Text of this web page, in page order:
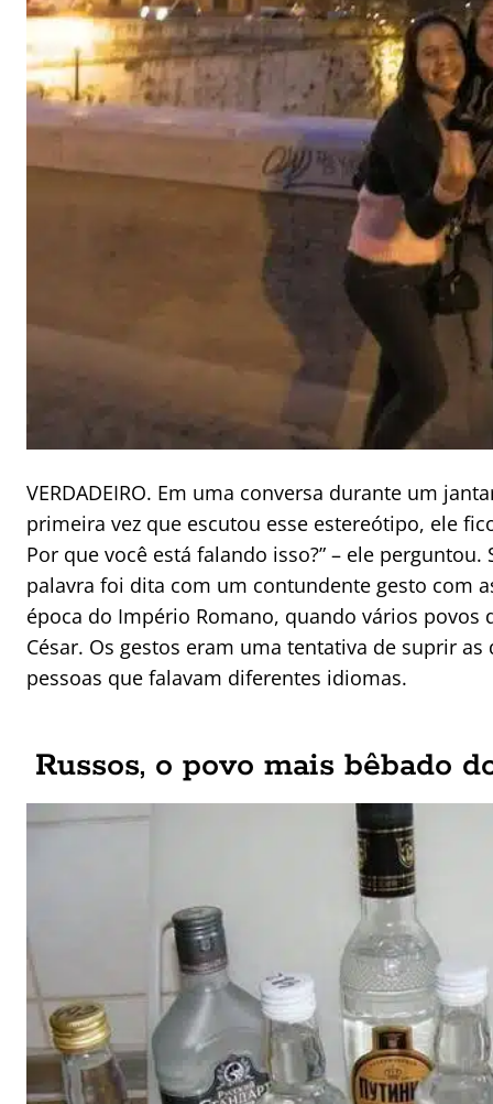
VERDADEIRO. Em uma conversa durante um
primeira vez que escutou esse estereótipo, ele
Por que você está falando isso?” – ele
palavra foi dita com um contundente gesto com
época do Império Romano, quando vários
César. Os gestos eram uma tentativa de suprir
pessoas que falavam diferentes idiomas.
Russos, o povo mais bêbado